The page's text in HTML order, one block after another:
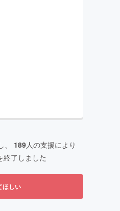
、 189人の支援により
終了しました
ほしい